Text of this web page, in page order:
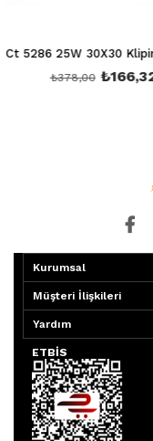
₺166,32
₺378,00
Kurumsal
Müşteri İlişkileri
Yardım
ETBİS